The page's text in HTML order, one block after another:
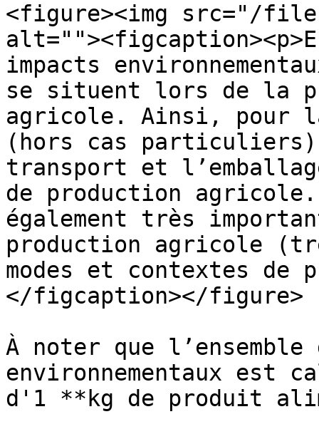
<figure><img src="/files/
impacts
se situent lors de la
agricole. Ainsi, pour
(hors cas
transport et
de production
également très
production agricole
modes et contextes de
</figcaption></figure>
À noter que
environnementaux est
d'1 **kg de produit